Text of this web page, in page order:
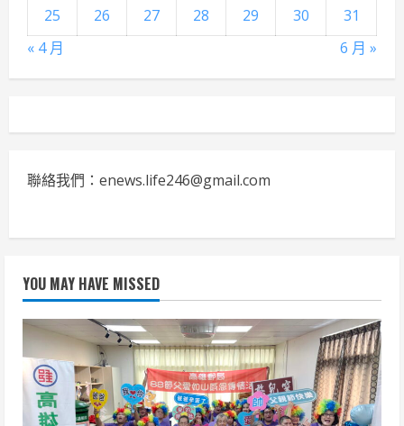
25
26 27 28 29 30
31
« 4 月
6 月 »
聯絡我們：enews.life246@gmail.com
YOU MAY HAVE MISSED